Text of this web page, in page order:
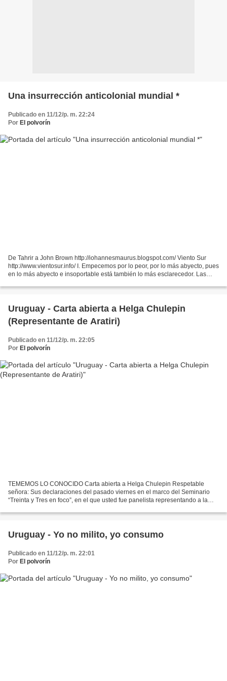
Una insurrección anticolonial mundial *
Publicado en 11/12/p. m. 22:24
Por El polvorín
De Tahrir a John Brown http://iohannesmaurus.blogspot.com/ Viento Sur
http://www.vientosur.info/ I. Empecemos por lo peor, por lo más abyecto, pues
en lo más abyecto e insoportable está también lo más esclarecedor. Las
Uruguay - Carta abierta a Helga Chulepin
(Representante de Aratiri)
Publicado en 11/12/p. m. 22:05
Por El polvorín
TEMEMOS LO CONOCIDO Carta abierta a Helga Chulepin Respetable
señora: Sus declaraciones del pasado viernes en el marco del Seminario
“Treinta y Tres en foco”, en el que usted fue panelista representando a la
Uruguay - Yo no milito, yo consumo
Publicado en 11/12/p. m. 22:01
Por El polvorín